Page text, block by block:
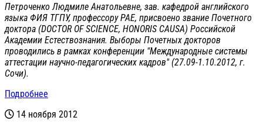
Петроченко Людмиле Анатольевне, зав. кафедрой английского
языка ФИЯ ТГПУ, профессору РАЕ, присвоено звание Почетного
доктора (DOCTOR OF SCIENCE, HONORIS CAUSA) Российской
Академии Естествознания. Выборы Почетных докторов
проводились в рамках конференции "Международные системы
аттестации научно-педагогических кадров" (27.09-1.10.2012, г.
Сочи).
Подробнее
14 ноября 2012